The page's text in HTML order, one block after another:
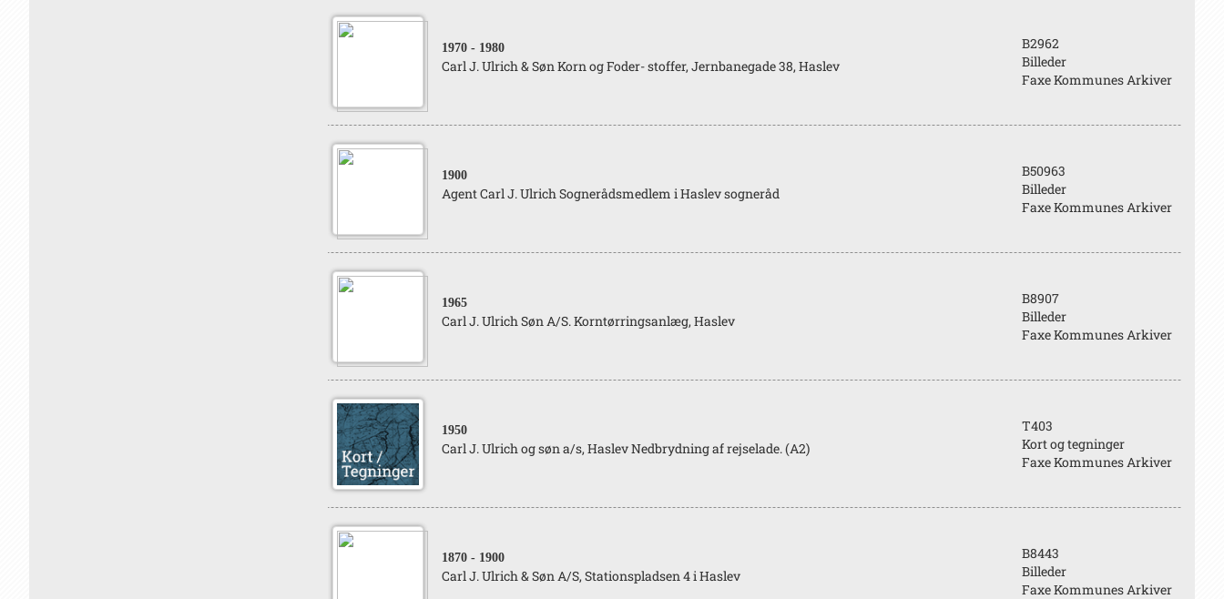
1970 - 1980
Carl J. Ulrich & Søn Korn og Foder- stoffer, Jernbanegade 38, Haslev
B2962
Billeder
Faxe Kommunes Arkiver
1900
Agent Carl J. Ulrich Sognerådsmedlem i Haslev sogneråd
B50963
Billeder
Faxe Kommunes Arkiver
1965
Carl J. Ulrich Søn A/S. Korntørringsanlæg, Haslev
B8907
Billeder
Faxe Kommunes Arkiver
1950
Carl J. Ulrich og søn a/s, Haslev Nedbrydning af rejselade. (A2)
T403
Kort og tegninger
Faxe Kommunes Arkiver
1870 - 1900
Carl J. Ulrich & Søn A/S, Stationspladsen 4 i Haslev
B8443
Billeder
Faxe Kommunes Arkiver